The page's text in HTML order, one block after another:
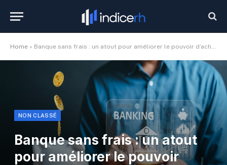
Home » Banque sans frais : un atout pour améliorer le pouvoir d’achat des salariés
NON CLASSÉ
Banque sans frais : un atout
pour améliorer le pouvoir